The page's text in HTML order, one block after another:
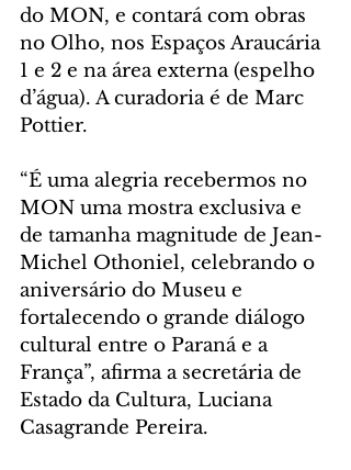
do MON, e contará com obras
no Olho, nos Espaços Araucária
1 e 2 e na área externa (espelho
d’água). A curadoria é de Marc
Pottier.
“É uma alegria recebermos no
MON uma mostra exclusiva e
de tamanha magnitude de Jean-
Michel Othoniel, celebrando o
aniversário do Museu e
fortalecendo o grande diálogo
cultural entre o Paraná e a
França”, afirma a secretária de
Estado da Cultura, Luciana
Casagrande Pereira.